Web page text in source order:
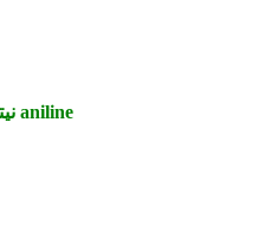
2-chloro-5-fluoro-4- نیترو aniline